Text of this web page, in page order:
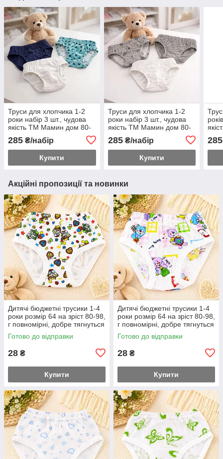
Труси для хлопчика 1-2
роки набір 3 шт., чудова
якість ТМ Мамин дом 80-
285 ₴/набір
Купити
Труси для хлопчика 1-2
роки набір 3 шт., чудова
якість ТМ Мамин дом 80-
285₴/набір
Купити
285
Акційні пропозиції та новинки
Дитячі бюджетні трусики 1-4
роки розмір 64 на зріст 80-98,
г повномірні, добре тягнуться
Готово до відправки
28 ₴
Купити
Дитячі бюджетні трусики 1-4
роки розмір 64 на зріст 80-98,
г повномірні, добре тягнуться
Готово до відправки
28 ₴
Купити